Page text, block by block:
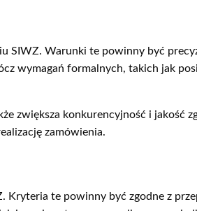
SIWZ. Warunki te powinny być
wymagań formalnych, takich jak
zwiększa konkurencyjność i jakość
zamówienia.
Kryteria te powinny być zgodne z